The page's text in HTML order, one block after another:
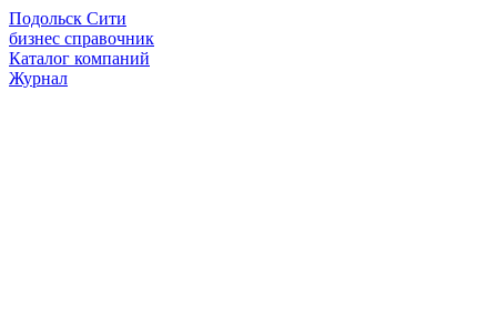
Подольск Сити
бизнес справочник
Каталог компаний
Журнал